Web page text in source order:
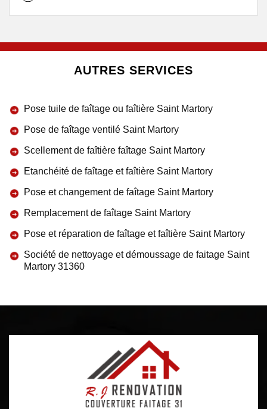
AUTRES SERVICES
Pose tuile de faîtage ou faîtière Saint Martory
Pose de faîtage ventilé Saint Martory
Scellement de faîtière faîtage Saint Martory
Etanchéité de faîtage et faîtière Saint Martory
Pose et changement de faîtage Saint Martory
Remplacement de faîtage Saint Martory
Pose et réparation de faîtage et faîtière Saint Martory
Société de nettoyage et démoussage de faitage Saint
Martory 31360